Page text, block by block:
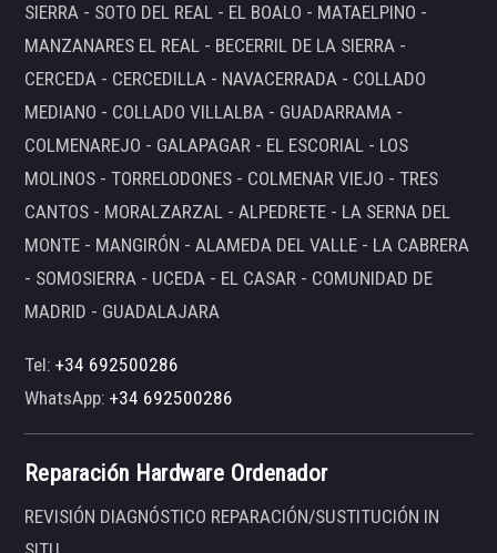
SIERRA - SOTO DEL REAL - EL BOALO - MATAELPINO -
MANZANARES EL REAL - BECERRIL DE LA SIERRA -
CERCEDA - CERCEDILLA - NAVACERRADA - COLLADO
MEDIANO - COLLADO VILLALBA - GUADARRAMA -
COLMENAREJO - GALAPAGAR - EL ESCORIAL - LOS
MOLINOS - TORRELODONES - COLMENAR VIEJO - TRES
CANTOS - MORALZARZAL - ALPEDRETE - LA SERNA DEL
MONTE - MANGIRÓN - ALAMEDA DEL VALLE - LA CABRERA
- SOMOSIERRA - UCEDA - EL CASAR - COMUNIDAD DE
MADRID - GUADALAJARA
Tel:+34 692500286
WhatsApp:+34 692500286
Reparación Hardware Ordenador
REVISIÓN DIAGNÓSTICO REPARACIÓN/SUSTITUCIÓN IN